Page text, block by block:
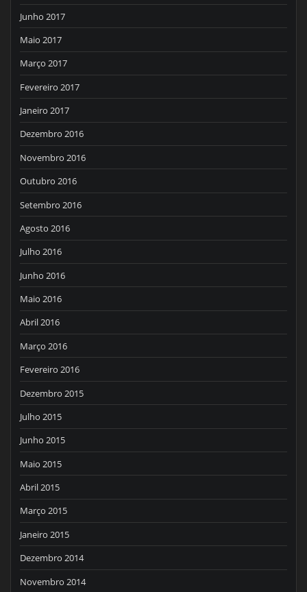
Junho 2017
Maio 2017
Março 2017
Fevereiro 2017
Janeiro 2017
Dezembro 2016
Novembro 2016
Outubro 2016
Setembro 2016
Agosto 2016
Julho 2016
Junho 2016
Maio 2016
Abril 2016
Março 2016
Fevereiro 2016
Dezembro 2015
Julho 2015
Junho 2015
Maio 2015
Abril 2015
Março 2015
Janeiro 2015
Dezembro 2014
Novembro 2014